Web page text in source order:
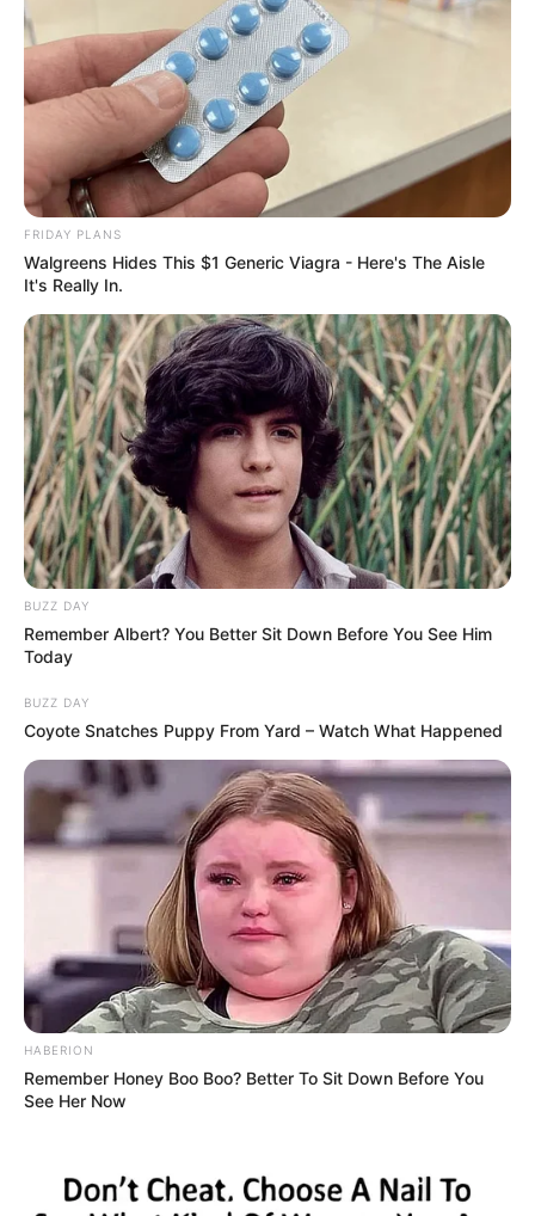
FRIDAY PLANS
Walgreens Hides This $1 Generic Viagra - Here's The Aisle
It's Really In.
BUZZ DAY
Remember Albert? You Better Sit Down Before You See Him
Today
BUZZ DAY
Coyote Snatches Puppy From Yard – Watch What Happened
HABERION
Remember Honey Boo Boo? Better To Sit Down Before You
See Her Now